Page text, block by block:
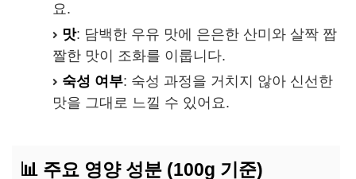
요.
맛: 담백한 우유 맛에 은은한 산미와 살짝 짭
짤한 맛이 조화를 이룹니다.
숙성 여부: 숙성 과정을 거치지 않아 신선한
맛을 그대로 느낄 수 있어요.
📊 주요 영양 성분 (100g 기준)